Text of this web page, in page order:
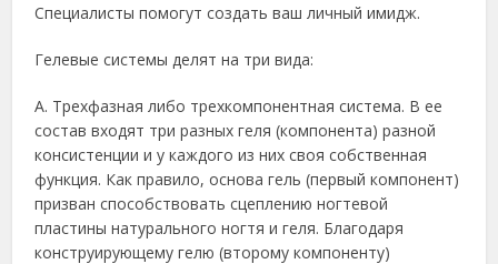
Специалисты помогут создать ваш личный имидж.
Гелевые системы делят на три вида:
A. Трехфазная либо трехкомпонентная система. В ее
состав входят три разных геля (компонента) разной
консистенции и у каждого из них своя собственная
функция. Как правило, основа гель (первый компонент)
призван способствовать сцеплению ногтевой
пластины натурального ногтя и геля. Благодаря
конструирующему гелю (второму компоненту)